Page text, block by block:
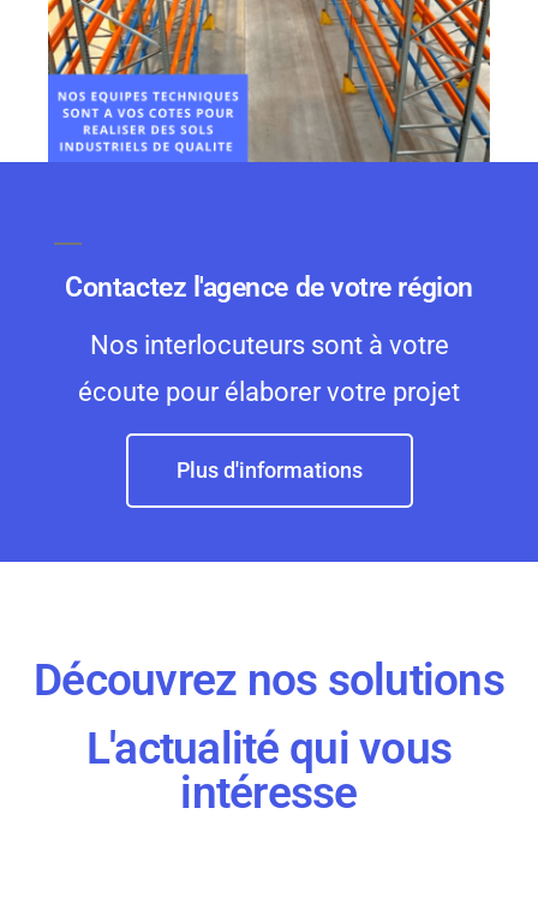
Contactez l'agence de votre région
Nos interlocuteurs sont à votre
écoute pour élaborer votre projet
Plus d'informations
Découvrez nos solutions
L'actualité qui vous
intéresse